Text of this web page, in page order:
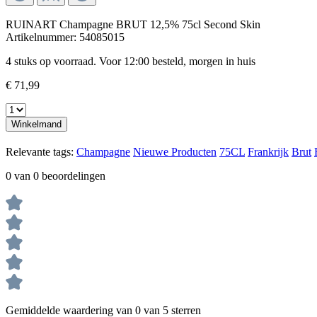
RUINART Champagne BRUT 12,5% 75cl Second Skin
Artikelnummer: 54085015
4 stuks op voorraad. Voor 12:00 besteld, morgen in huis
€ 71,99
Winkelmand
Relevante tags: Champagne Nieuwe Producten 75CL Frankrijk Brut
0 van 0 beoordelingen
Gemiddelde waardering van 0 van 5 sterren